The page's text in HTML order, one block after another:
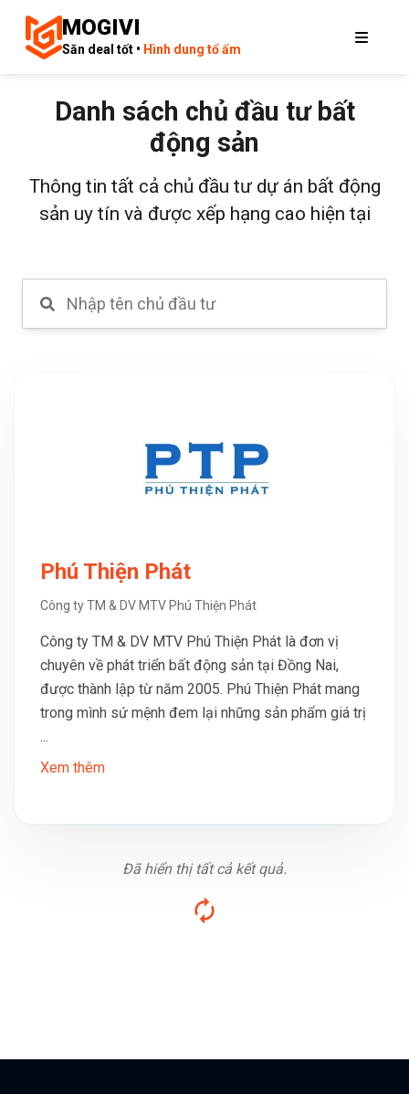
MOGIVI
Săn deal tốt • Hình dung tổ ấm
Danh sách chủ đầu tư bất
động sản
Thông tin tất cả chủ đầu tư dự án bất động
sản uy tín và được xếp hạng cao hiện tại
Phú Thiện Phát
Công ty TM & DV MTV Phú Thiện Phát
Công ty TM & DV MTV Phú Thiện Phát là đơn vị
chuyên về phát triển bất động sản tại Đồng Nai,
được thành lập từ năm 2005. Phú Thiện Phát mang
trong mình sứ mệnh đem lại những sản phẩm giá trị
...
Xem thêm
Đã hiển thị tất cả kết quả.